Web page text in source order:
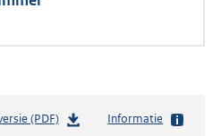
(PDF)b
Informatie